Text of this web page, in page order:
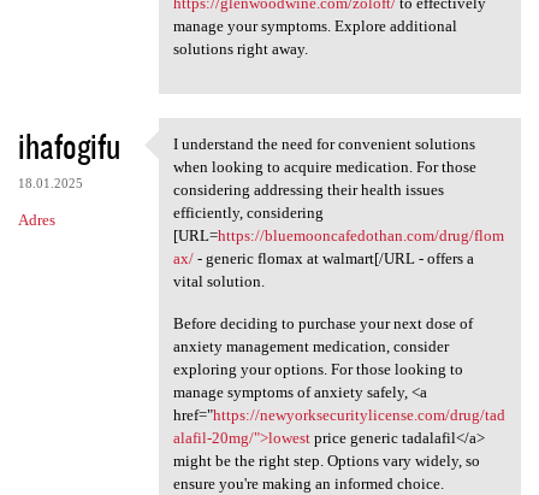
manage your symptoms. Explore additional
solutions right away.
ihafogifu
18.01.2025
Adres
I understand the need for
I understand the need for convenient solutions
when looking to acquire medication. For those
considering addressing their health issues
efficiently, considering
[URL=https://bluemooncafedothan.com/drug/flom
ax/- generic flomax at walmart[/URL - offers a
vital solution.
Before deciding to purchase your next dose of
anxiety management medication, consider
exploring your options. For those looking to
manage symptoms of anxiety safely, <a
href="https://newyorksecuritylicense.com/drug/tad
alafil-20mg/">lowestprice generic tadalafil</a>
might be the right step. Options vary widely, so
ensure you're making an informed choice.